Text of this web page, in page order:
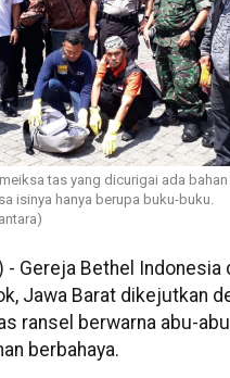
tas yang dicurigai ada bahan
isinya hanya berupa buku-buku.
- Gereja Bethel Indonesia
Jawa Barat dikejutkan
ransel berwarna abu-
berbahaya.